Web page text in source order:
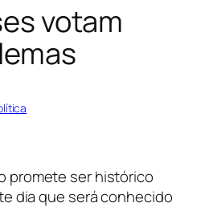
votam
promete ser histórico
dia que será conhecido